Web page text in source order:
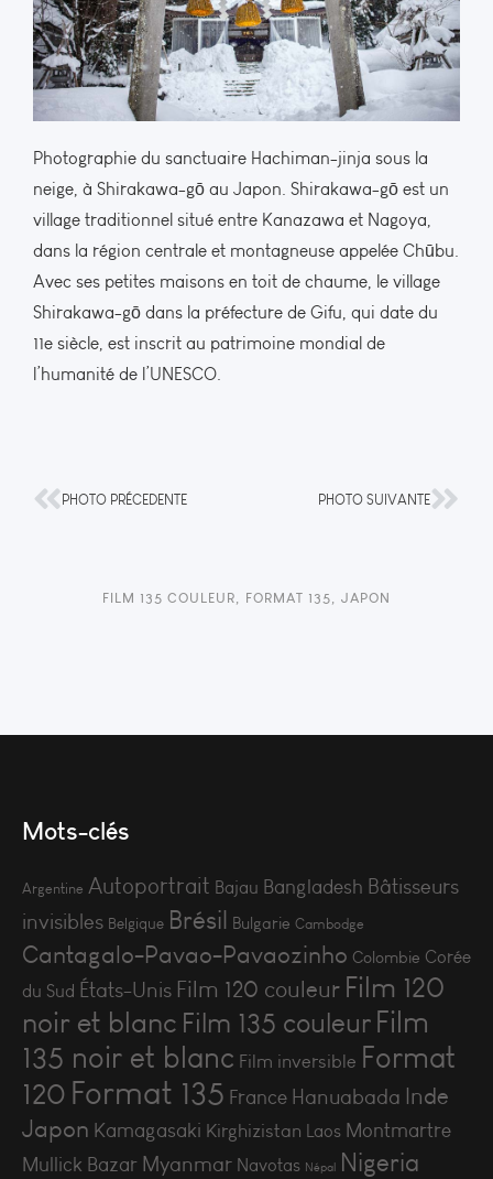
Photographie du sanctuaire Hachiman-jinja sous la
neige, à Shirakawa-gō au Japon. Shirakawa-gō est un
village traditionnel situé entre Kanazawa et Nagoya,
dans la région centrale et montagneuse appelée Chūbu.
Avec ses petites maisons en toit de chaume, le village
Shirakawa-gō dans la préfecture de Gifu, qui date du
11e siècle, est inscrit au patrimoine mondial de
l’humanité de l’UNESCO.
PHOTO PRÉCEDENTE PHOTO SUIVANTE
FILM 135 COULEUR FORMAT 135 JAPON
Mots-clés
Argentine Autoportrait Bajau Bangladesh Bâtisseurs
invisibles Belgique Brésil Bulgarie Cambodge
Cantagalo-Pavao-Pavaozinho Colombie Corée
du Sud États-Unis Film 120 couleur Film 120
noir et blanc Film 135 couleurFilm
135 noir et blanc Film inversible Format
120 Format 135 France Hanuabada Inde
Japon Kamagasaki Kirghizistan Laos Montmartre
Mullick Bazar Myanmar Navotas Népal Nigeria